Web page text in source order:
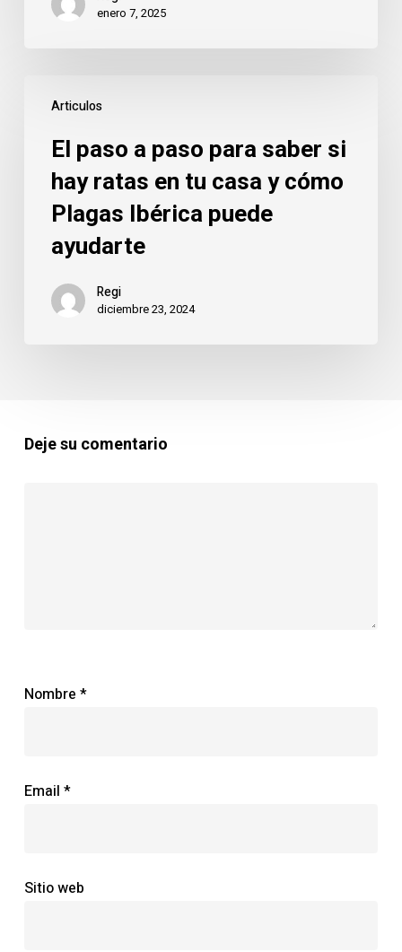
enero 7, 2025
Articulos
paso
paso
saber
ratas
Plagas
El paso a paso para saber si
hay ratas en tu casa y cómo
Plagas Ibérica puede
ayudarte
Regi
diciembre 23, 2024
Deje su comentario
Nombre *
Email *
Sitio web